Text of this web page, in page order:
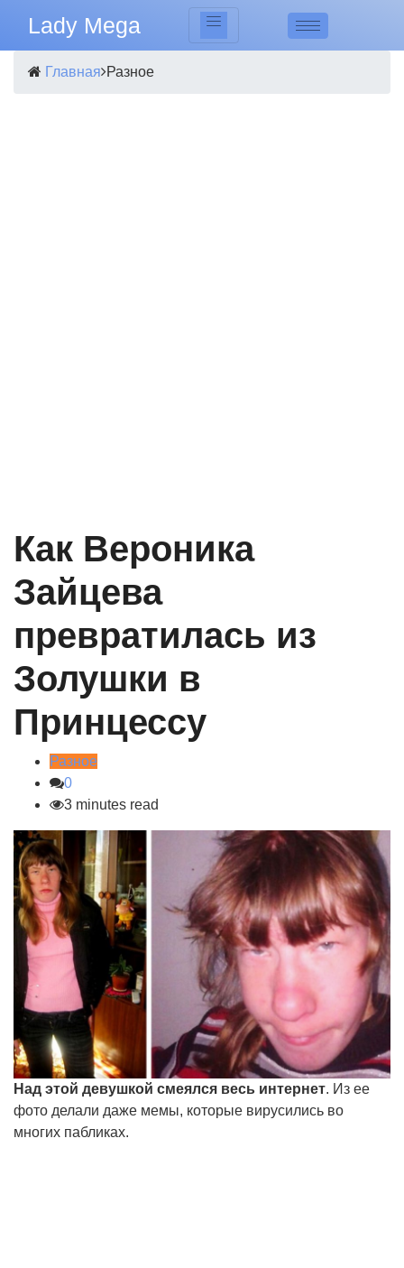
Lady Mega
Главная Разное
Как Вероника
Зайцева
превратилась из
Золушки в
Принцессу
Разное
0
3 minutes read
Над этой девушкой смеялся весь интернет. Из ее
фото делали даже мемы, которые вирусились во
многих пабликах.